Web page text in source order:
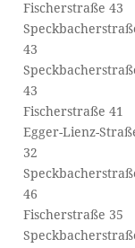
Fischerstraße 43
43
43
Fischerstraße 41
Egger-Lienz-
32
46
Fischerstraße 35